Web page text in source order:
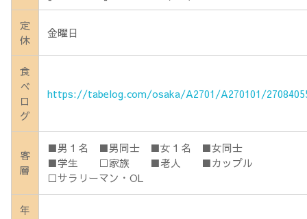
定
休
金曜日
食
べ
ロ
グ
https://tabelog.com/osaka/A2701/A270101/
客
層
■男１名 ■男同士 ■女１名 ■女同士
■学生 □家族 ■老人 ■カップル
□サラリーマン・OL
年